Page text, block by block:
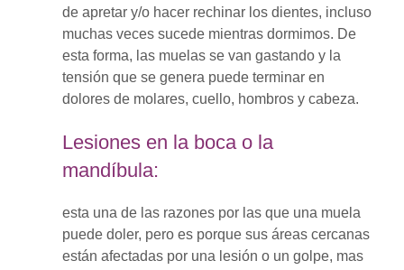
de apretar y/o hacer rechinar los dientes, incluso
muchas veces sucede mientras dormimos. De
esta forma, las muelas se van gastando y la
tensión que se genera puede terminar en
dolores de molares, cuello, hombros y cabeza.
Lesiones en la boca o la
mandíbula:
esta una de las razones por las que una muela
puede doler, pero es porque sus áreas cercanas
están afectadas por una lesión o un golpe, mas